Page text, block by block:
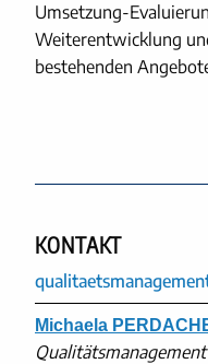
Umsetzung-
Weiterentwicklung
bestehenden
KONTAKT
Michaela